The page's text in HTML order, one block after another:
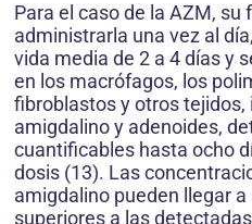
Para el caso de la AZM,
administrarla una vez al
vida media de 2 a 4 días y
en los macrófagos, los
fibroblastos y otros tejidos,
amigdalino y adenoides,
cuantificables hasta ocho
dosis (13). Las
amigdalino pueden llegar
superiores a las